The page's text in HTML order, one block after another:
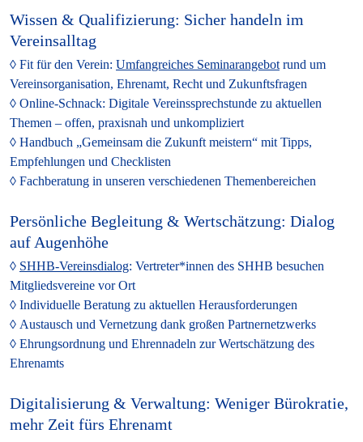
Wissen & Qualifizierung: Sicher handeln im
Vereinsalltag
Fit für den Verein: Umfangreiches Seminarangebot rund um
Vereinsorganisation, Ehrenamt, Recht und Zukunftsfragen
Online-Schnack: Digitale Vereinssprechstunde zu aktuellen
Themen – offen, praxisnah und unkompliziert
Handbuch „Gemeinsam die Zukunft meistern“ mit Tipps,
Empfehlungen und Checklisten
Fachberatung in unseren verschiedenen Themenbereichen
Persönliche Begleitung & Wertschätzung: Dialog
auf Augenhöhe
SHHB-Vereinsdialog: Vertreter*innen des SHHB besuchen
Mitgliedsvereine vor Ort
Individuelle Beratung zu aktuellen Herausforderungen
Austausch und Vernetzung dank großen Partnernetzwerks
Ehrungsordnung und Ehrennadeln zur Wertschätzung des
Ehrenamts
Digitalisierung & Verwaltung: Weniger Bürokratie,
mehr Zeit fürs Ehrenamt